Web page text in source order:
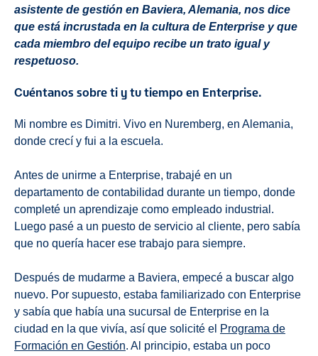
asistente de gestión en Baviera, Alemania, nos dice
que está incrustada en la cultura de Enterprise y que
cada miembro del equipo recibe un trato igual y
respetuoso.
Cuéntanos sobre ti y tu tiempo en Enterprise.
Mi nombre es Dimitri. Vivo en Nuremberg, en Alemania,
donde crecí y fui a la escuela.
Antes de unirme a Enterprise, trabajé en un
departamento de contabilidad durante un tiempo, donde
completé un aprendizaje como empleado industrial.
Luego pasé a un puesto de servicio al cliente, pero sabía
que no quería hacer ese trabajo para siempre.
Después de mudarme a Baviera, empecé a buscar algo
nuevo. Por supuesto, estaba familiarizado con Enterprise
y sabía que había una sucursal de Enterprise en la
ciudad en la que vivía, así que solicité el Programa de
Formación en Gestión. Al principio, estaba un poco